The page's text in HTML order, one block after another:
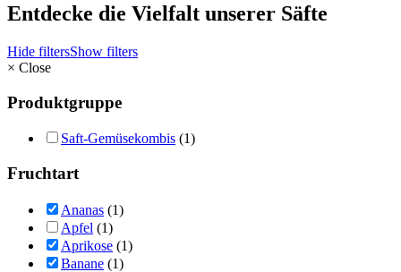
Entdecke die Vielfalt unserer Säfte
Hide filtersShow filters
× Close
Produktgruppe
Saft-Gemüsekombis (1)
Fruchtart
Ananas (1)
Apfel (1)
Aprikose (1)
Banane (1)